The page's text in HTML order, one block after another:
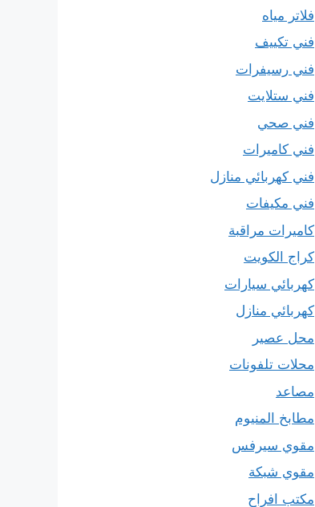
فلاتر مياه
فني تكييف
فني رسيفرات
فني ستلايت
فني صحي
فني كاميرات
فني كهربائي منازل
فني مكيفات
كاميرات مراقبة
كراج الكويت
كهربائي سيارات
كهربائي منازل
محل عصير
محلات تلفونات
مصاعد
مطابخ المنيوم
مقوي سيرفس
مقوي شبكة
مكتب افراح